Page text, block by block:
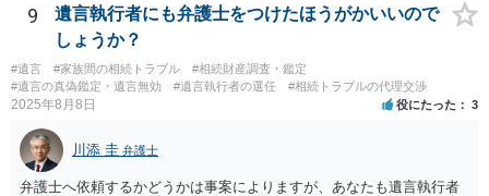
記については、不動産を相続で取得したことを知った日から３年以内
に申請する義務があります。一方、遺留分侵害額請求は、相続開始お
よび遺留分を侵害する贈与・遺贈があったことを知った時から１年で
時効にかかります。また、相続開始から１０年が経過すると、認識の
有無にかかわらず行使できなくなります。 奥様がご両親の死亡を最近
効がいつから進むかは慎重に検討する必要があります。ただし、死亡
から３年が経過しているとのことですので、早急に戸籍、遺言の有
無、不動産登記、遺産分割協議書の有無を確認した方がよいでしょ
9
遺言執行者にも弁護士をつけたほうがかいいので
しょうか？
#遺言 #家族間の相続トラブル
#相続財産調査・鑑定
#遺言の真偽鑑定・遺言無効
#遺言執行者の選任 #相続トラブルの代理交渉
2025年8月8日 役にたった 3
川添 圭 弁護士
弁護士へ依頼するかどうかは事案によりますが、あなたも遺言執行者